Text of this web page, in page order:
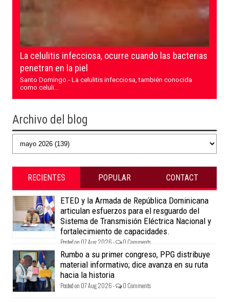
La celulitis infecciosa, ocurre cuando las bacterias
penetran en la piel
Santo Domingo.- La celulitis infecciosa, también conocida
como celuli...
Archivo del blog
RECIENTES POPULAR CONTACT
ETED y la Armada de República Dominicana
articulan esfuerzos para el resguardo del
Sistema de Transmisión Eléctrica Nacional y
fortalecimiento de capacidades.
Posted on 07 Aug 2026 - 0 Comments
Rumbo a su primer congreso, PPG distribuye
material informativo; dice avanza en su ruta
hacia la historia
Posted on 07 Aug 2026 - 0 Comments